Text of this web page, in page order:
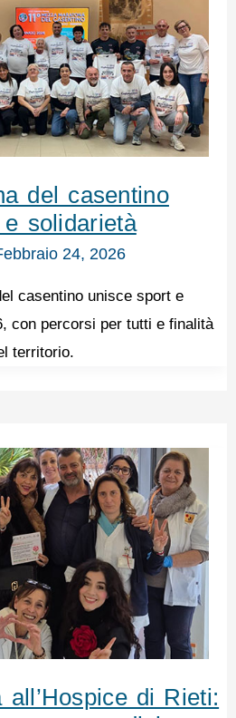
del casentino
solidarietà
24, 2026
casentino unisce sport e
con percorsi per tutti e finalità
territorio.
di Rieti: